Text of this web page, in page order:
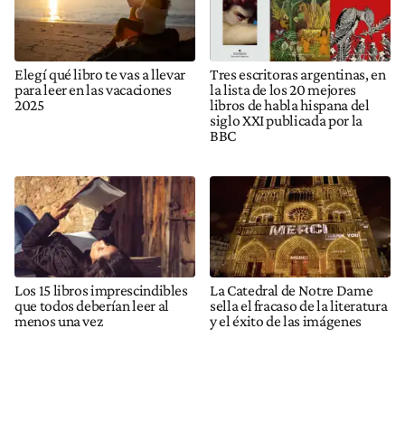
Elegí qué libro te vas a llevar
para leer en las vacaciones
2025
Tres escritoras argentinas, en
la lista de los 20 mejores
libros de habla hispana del
siglo XXI publicada por la
BBC
Los 15 libros imprescindibles
que todos deberían leer al
menos una vez
La Catedral de Notre Dame
sella el fracaso de la literatura
y el éxito de las imágenes